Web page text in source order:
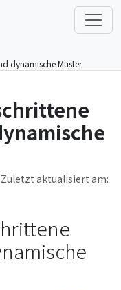
dynamische Muster
Zuletzt aktualisiert am: